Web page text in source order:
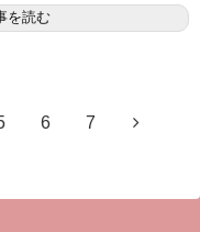
を読む
6 7